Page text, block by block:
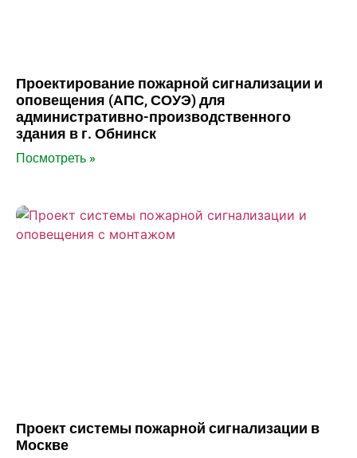
Проектирование пожарной сигнализации и
оповещения (АПС, СОУЭ) для
административно-производственного
здания в г. Обнинск
Посмотреть »
Проект системы пожарной сигнализации в
Москве